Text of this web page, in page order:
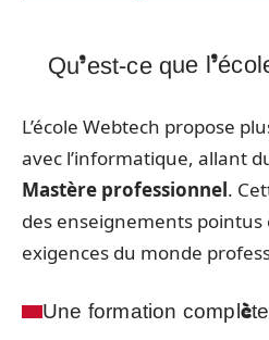
Qu’est-ce que
L’école Webtech propose
avec l’informatique, allant
Mastère professionnel.
des enseignements
exigences du monde
Une formation